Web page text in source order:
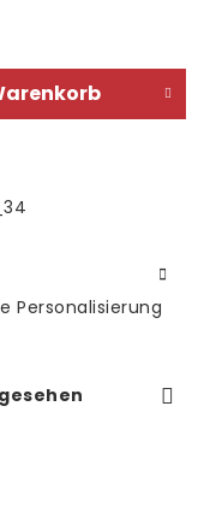
Personalisierung